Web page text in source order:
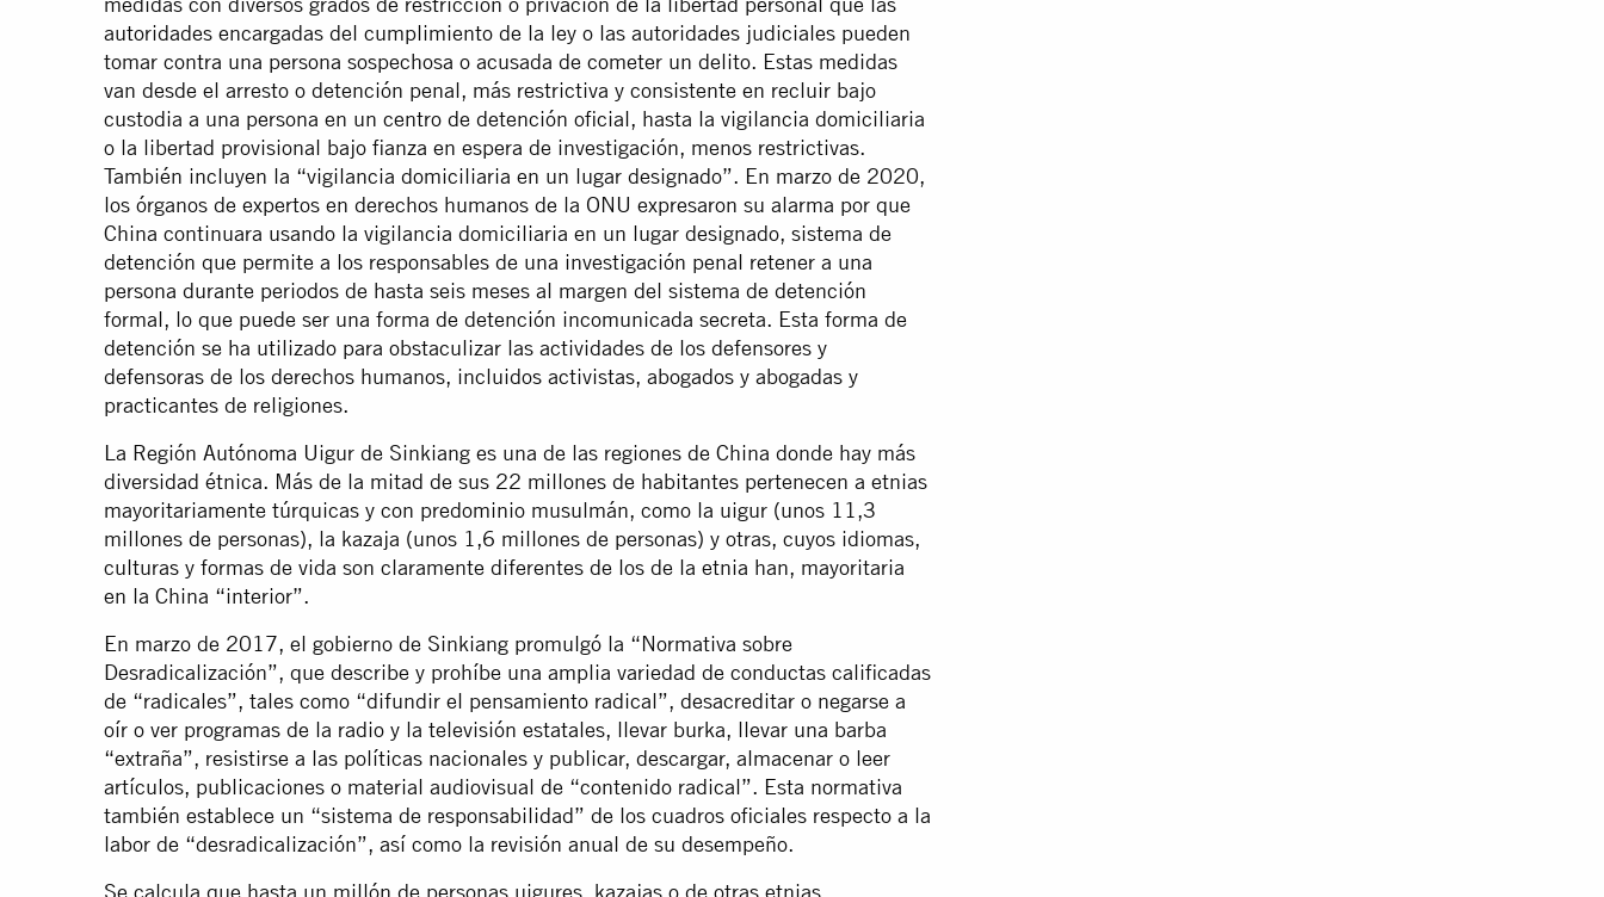
autoridades encargadas del cumplimiento de la ley o las autoridades judiciales pueden
tomar contra una persona sospechosa o acusada de cometer un delito. Estas medidas
van desde el arresto o detención penal, más restrictiva y consistente en recluir bajo
custodia a una persona en un centro de detención oficial, hasta la vigilancia domiciliaria
o la libertad provisional bajo fianza en espera de investigación, menos restrictivas.
También incluyen la “vigilancia domiciliaria en un lugar designado”. En marzo de 2020,
los órganos de expertos en derechos humanos de la ONU expresaron su alarma por que
China continuara usando la vigilancia domiciliaria en un lugar designado, sistema de
detención que permite a los responsables de una investigación penal retener a una
persona durante periodos de hasta seis meses al margen del sistema de detención
formal, lo que puede ser una forma de detención incomunicada secreta. Esta forma de
detención se ha utilizado para obstaculizar las actividades de los defensores y
defensoras de los derechos humanos, incluidos activistas, abogados y abogadas y
practicantes de religiones.
La Región Autónoma Uigur de Sinkiang es una de las regiones de China donde hay más
diversidad étnica. Más de la mitad de sus 22 millones de habitantes pertenecen a etnias
mayoritariamente túrquicas y con predominio musulmán, como la uigur (unos 11,3
millones de personas), la kazaja (unos 1,6 millones de personas) y otras, cuyos idiomas,
culturas y formas de vida son claramente diferentes de los de la etnia han, mayoritaria
en la China “interior”.
En marzo de 2017, el gobierno de Sinkiang promulgó la “Normativa sobre
Desradicalización”, que describe y prohíbe una amplia variedad de conductas calificadas
de “radicales”, tales como “difundir el pensamiento radical”, desacreditar o negarse a
oír o ver programas de la radio y la televisión estatales, llevar burka, llevar una barba
“extraña”, resistirse a las políticas nacionales y publicar, descargar, almacenar o leer
artículos, publicaciones o material audiovisual de “contenido radical”. Esta normativa
también establece un “sistema de responsabilidad” de los cuadros oficiales respecto a la
labor de “desradicalización”, así como la revisión anual de su desempeño.